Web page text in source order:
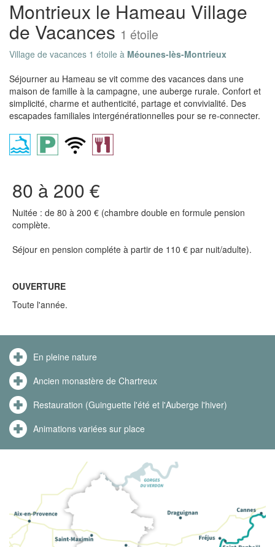
Montrieux le Hameau Village
de Vacances 1 étoile
Village de vacances 1 étoile à Méounes-lès-Montrieux
Séjourner au Hameau se vit comme des vacances dans une
maison de famille à la campagne, une auberge rurale. Confort et
simplicité, charme et authenticité, partage et convivialité. Des
escapades familiales intergénérationnelles pour se re-connecter.
80 à 200 €
Nuitée : de 80 à 200 € (chambre double en formule pension
complète.
Séjour en pension compléte à partir de 110 € par nuit/adulte).
OUVERTURE
Toute l'année.
En pleine nature
Ancien monastère de Chartreux
Restauration (Guinguette l'été et l'Auberge l'hiver)
Animations variées sur place